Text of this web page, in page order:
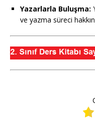
Yazarlarla Buluşma:
ve yazma süreci